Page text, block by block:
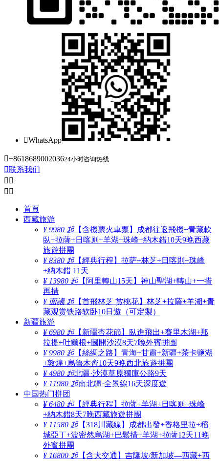
WhatsApp
+861868900203624小时咨询热线
联系我们
 
 
首頁
西藏旅游
¥ 9980 起【含機票火車票】成都往返飛機+青藏軟
臥+拉薩+日喀则+羊湖+珠峰+納木錯10天9晚西藏
旅遊拼團
¥ 8380 起【經典行程】拉萨+林芝+日喀則+珠峰
+納木錯 11天
¥ 13980 起【阿里轉山15天】神山聖湖+轉山+一措
再措
¥ 面議 起【首飛林芝 赏桃花】林芝+拉薩+羊湖+青
藏观赏铁路软卧10日遊（可定製）
新疆旅游
¥ 6980 起【新疆杏花節】臥進飛出+賽里木湖+那
拉提+吐爾根+圖開沙漠8天7晚外賓拼團
¥ 9980 起【絲綢之路】青海+甘肅+新疆+茶卡鹽湖
+敦煌+烏魯木齊10天9晚西北旅遊拼團
¥ 4980 起北疆·沙漠草原獨庫公路9天
¥ 11980 起南北疆·全景線16天深度遊
中国热门拼团
¥ 6480 起【經典行程】拉薩+羊湖+日喀则+珠峰
+納木錯8天7晚西藏旅遊拼團
¥ 11580 起【318川藏線】成都出發+香格里拉+稻
城亞丁+波密然烏湖+巴鬆措+羊湖+拉薩12天11晚
外賓拼團
¥ 16800 起【含大交通】吉隆坡/新加坡—西藏+西